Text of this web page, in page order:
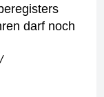
darf noch